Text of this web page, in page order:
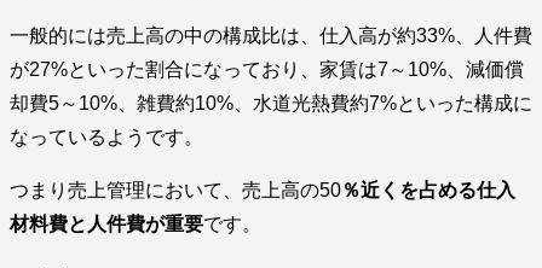
一般的には売上高の中の構成比は、仕入高が約33%、人件費
が27%といった割合になっており、家賃は7～10%、減価償
却費5～10%、雑費約10%、水道光熱費約7%といった構成に
なっているようです。
つまり売上管理において、売上高の50％近くを占める仕入
材料費と人件費が重要です。